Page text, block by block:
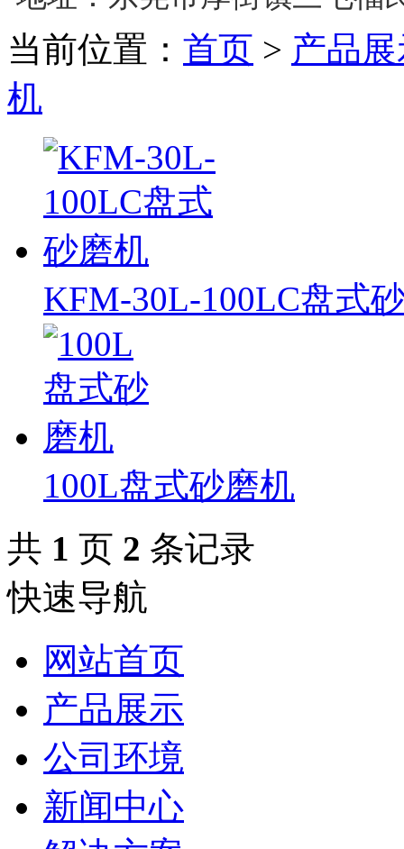
当前位置： 首页 > 产品
机
KFM-30L-100LC盘式
100L盘式砂磨机
共 1 页 2 条记录
快速导航
网站首页
产品展示
公司环境
新闻中心